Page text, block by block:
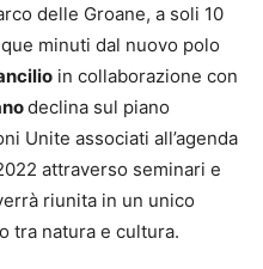
delle Groane, a soli 10
minuti dal nuovo polo
in collaborazione con
declina sul piano
Unite associati all’agenda
attraverso seminari e
riunita in un unico
tra natura e cultura.